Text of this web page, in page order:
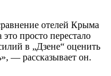
отелей Крыма
просто перестало
в „Дзене“ оценить
— рассказывает он.